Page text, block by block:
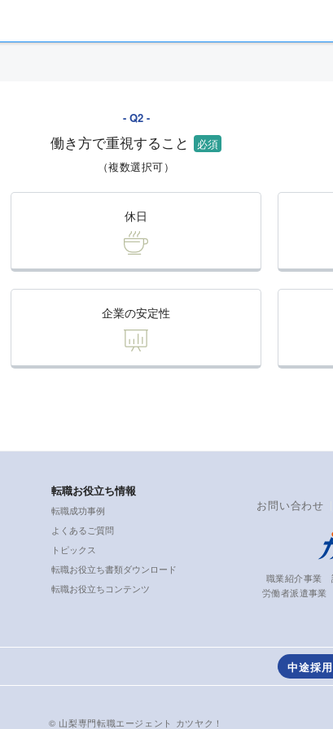
働き方で重視すること
（複数選択可）
休日
企業の安定性
転職お役立ち情報
転職成功事例
よくあるご質問
トピックス
転職お役立ち書類ダウンロード
転職お役立ちコンテンツ
お問い合わせ
職業紹介事業
労働者派遣事
中途採
© 山梨専門転職エージェント カツヤク！